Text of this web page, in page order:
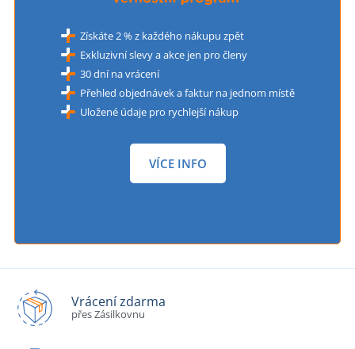
Získáte 2 % z každého nákupu zpět
Exkluzivní slevy a akce jen pro členy
30 dní na vrácení
Přehled objednávek a faktur na jednom místě
Uložené údaje pro rychlejší nákup
VÍCE INFO
Vrácení zdarma
přes Zásilkovnu